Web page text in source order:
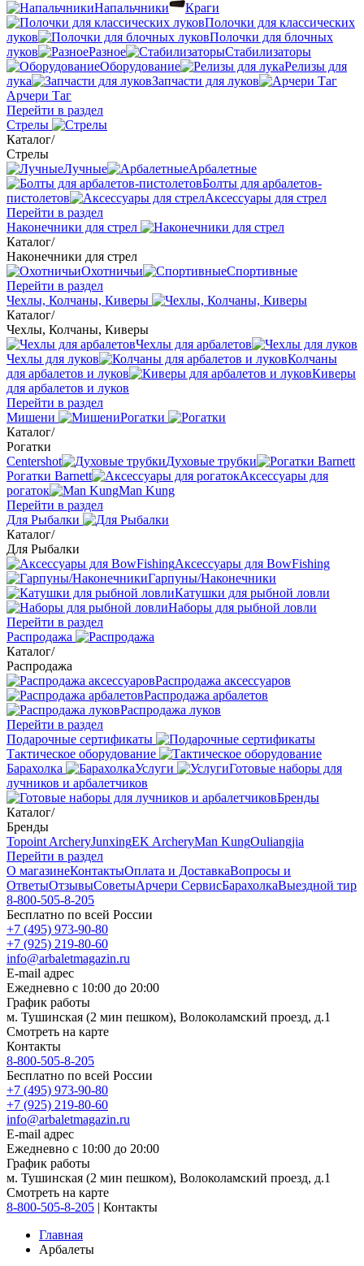
Напальчники
Краги
Полочки для классических
луков
Полочки для блочных
луков
Разное
Стабилизаторы
Оборудование
Релизы для
лука
Запчасти для луков
Арчери Таг
Перейти в раздел
Стрелы
Каталог/
Стрелы
Лучные
Арбалетные
Болты для арбалетов-
пистолетов
Аксессуары для стрел
Перейти в раздел
Наконечники для стрел
Каталог/
Наконечники для стрел
Охотничьи
Спортивные
Перейти в раздел
Чехлы, Колчаны, Киверы
Каталог/
Чехлы, Колчаны, Киверы
Чехлы для арбалетов
Чехлы для луков
Колчаны
для арбалетов и луков
Киверы
для арбалетов и луков
Перейти в раздел
Мишени
Рогатки
Каталог/
Рогатки
Centershot
Духовые трубки
Рогатки Barnett
Аксессуары для
рогаток
Man Kung
Перейти в раздел
Для Рыбалки
Каталог/
Для Рыбалки
Аксессуары для BowFishing
Гарпуны/Наконечники
Катушки для рыбной ловли
Наборы для рыбной ловли
Перейти в раздел
Распродажа
Каталог/
Распродажа
Распродажа аксессуаров
Распродажа арбалетов
Распродажа луков
Перейти в раздел
Подарочные сертификаты
Тактическое оборудование
Барахолка
Услуги
Готовые наборы для
лучников и арбалетчиков
Бренды
Каталог/
Бренды
Topoint ArcheryJunxingEK ArcheryMan KungOuliangjia
Перейти в раздел
О магазинеКонтактыОплата и ДоставкаВопросы и
ОтветыОтзывыСоветыАрчери СервисБарахолкаВыездной тир
8-800-505-8-205
Бесплатно по всей России
+7 (495) 973-90-80
+7 (925) 219-80-60
info@arbaletmagazin.ru
E-mail адрес
Ежедневно с 10:00 до 20:00
График работы
м. Тушинская (2 мин пешком), Волоколамский проезд, д.1
Смотреть на карте
Контакты
8-800-505-8-205
Бесплатно по всей России
+7 (495) 973-90-80
+7 (925) 219-80-60
info@arbaletmagazin.ru
E-mail адрес
Ежедневно с 10:00 до 20:00
График работы
м. Тушинская (2 мин пешком), Волоколамский проезд, д.1
Смотреть на карте
8-800-505-8-205 | Контакты
Главная
Арбалеты